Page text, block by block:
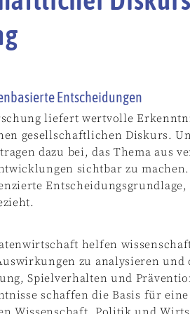
Entscheidungen
liefert wertvolle
gesellschaftlichen Diskurs.
dazu bei, das Thema aus
sichtbar zu
helfen
zu analysieren
Spielverhalten und
schaffen die Basis für